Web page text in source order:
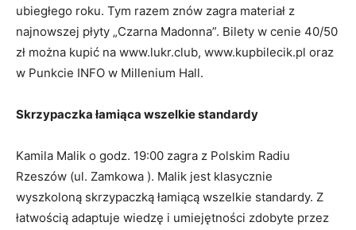
ubiegłego roku. Tym razem znów zagra materiał z
najnowszej płyty „Czarna Madonna”. Bilety w cenie 40/50
zł można kupić na www.lukr.club, www.kupbilecik.pl oraz
w Punkcie INFO w Millenium Hall.
Skrzypaczka łamiąca wszelkie standardy
Kamila Malik o godz. 19:00 zagra z Polskim Radiu
Rzeszów (ul. Zamkowa ). Malik jest klasycznie
wyszkoloną skrzypaczką łamiącą wszelkie standardy. Z
łatwością adaptuje wiedzę i umiejętności zdobyte przez